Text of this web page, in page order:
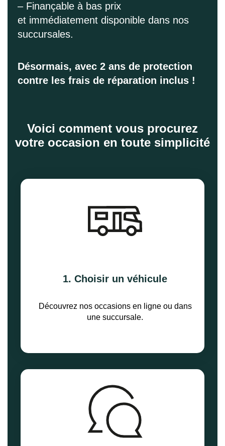
– Finançable à bas prix
et immédiatement disponible dans nos
succursales.
Désormais, avec 2 ans de protection
contre les frais de réparation inclus !
Voici comment vous procurez
votre occasion en toute simplicité
1. Choisir un véhicule
Découvrez nos occasions en ligne ou dans
une succursale.